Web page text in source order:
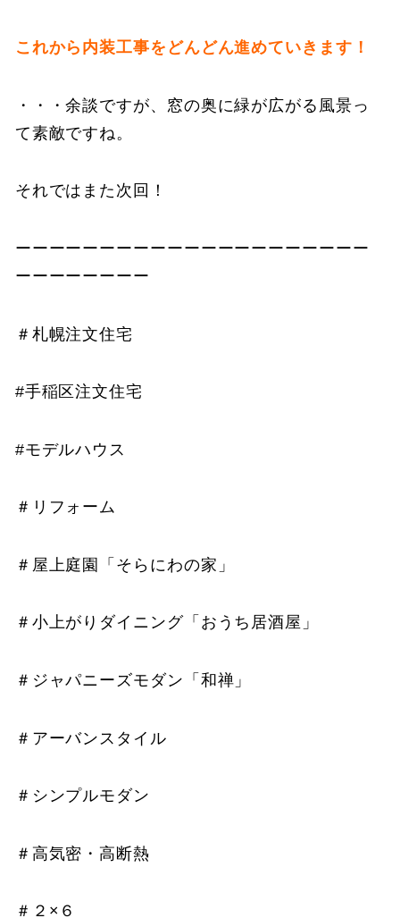
これから内装工事をどんどん進めていきます！
・・・余談ですが、窓の奥に緑が広がる風景っ
て素敵ですね。
それではまた次回！
ーーーーーーーーーーーーーーーーーーーーー
ーーーーーーーー
＃札幌注文住宅
#手稲区注文住宅
#モデルハウス
＃リフォーム
＃屋上庭園「そらにわの家」
＃小上がりダイニング「おうち居酒屋」
＃ジャパニーズモダン「和禅」
＃アーバンスタイル
＃シンプルモダン
＃高気密・高断熱
＃２×６